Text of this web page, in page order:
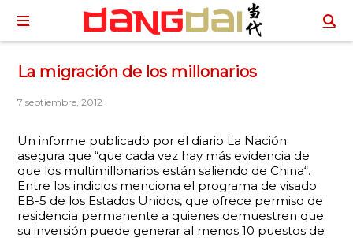
La migración de los millonarios
7 septiembre, 2012
Un informe publicado por el diario La Nación
asegura que “que cada vez hay más evidencia de
que los multimillonarios están saliendo de China“.
Entre los indicios menciona el programa de visado
EB-5 de los Estados Unidos, que ofrece permiso de
residencia permanente a quienes demuestren que
su inversión puede generar al menos 10 puestos de